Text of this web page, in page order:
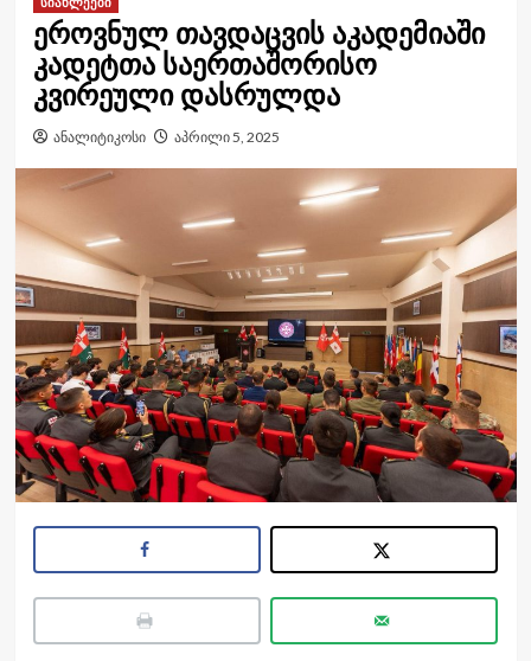
ეროვნულ თავდაცვის აკადემიაში
კადეტთა საერთაშორისო
კვირეული დასრულდა
ანალიტიკოსი აპრილი 5, 2025